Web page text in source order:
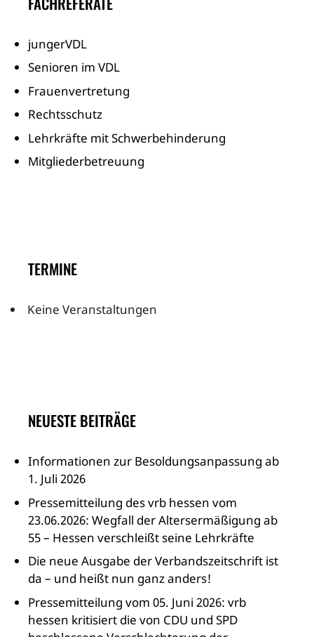
jungerVDL
Senioren im VDL
Frauenvertretung
Rechtsschutz
Lehrkräfte mit Schwerbehinderung
Mitgliederbetreuung
TERMINE
Keine Veranstaltungen
NEUESTE BEITRÄGE
Informationen zur Besoldungsanpassung ab
1. Juli 2026
Pressemitteilung des vrb hessen vom
23.06.2026: Wegfall der Altersermäßigung ab
55 – Hessen verschleißt seine Lehrkräfte
Die neue Ausgabe der Verbandszeitschrift ist
da – und heißt nun ganz anders!
Pressemitteilung vom 05. Juni 2026: vrb
hessen kritisiert die von CDU und SPD